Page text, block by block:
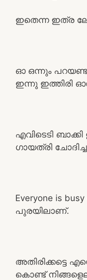
ഇതെന്ന ഇത്ര
ഓ ഒന്നും
ഇന്നു ഇത്തിരി
എവിടെടി
ഗായത്രി
Everyone is
പുരയിലാണ്.
അതിരിക്കട്ടെ
കൊണ്ട്